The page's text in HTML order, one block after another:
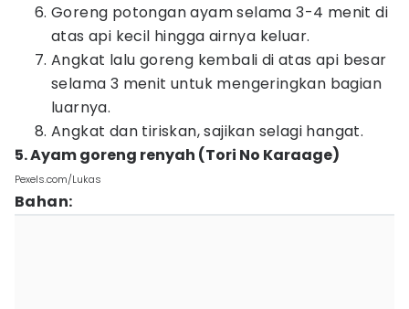
Goreng potongan ayam selama 3-4 menit di
atas api kecil hingga airnya keluar.
Angkat lalu goreng kembali di atas api besar
selama 3 menit untuk mengeringkan bagian
luarnya.
Angkat dan tiriskan, sajikan selagi hangat.
5. Ayam goreng renyah (Tori No Karaage)
Pexels.com/Lukas
Bahan: